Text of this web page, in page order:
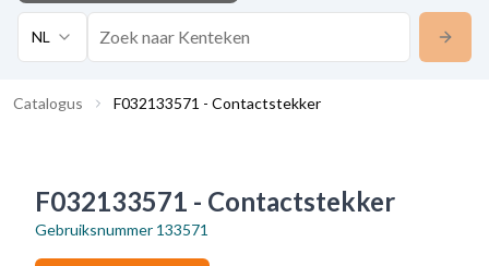
NL
Catalogus F032133571 - Contactstekker
F032133571 - Contactstekker
Gebruiksnummer 133571